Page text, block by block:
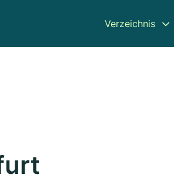
Verzeichnis